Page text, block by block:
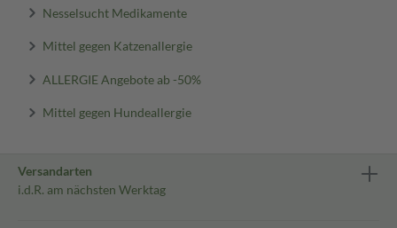
Nesselsucht Medikamente
Mittel gegen Katzenallergie
ALLERGIE Angebote ab -50%
Mittel gegen Hundeallergie
Versandarten
i.d.R. am nächsten Werktag